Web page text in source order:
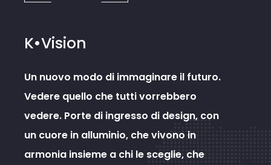
K•Vision
Un nuovo modo di immaginare il futuro.
Vedere quello che tutti vorrebbero
vedere. Porte di ingresso di design, con
un cuore in alluminio, che vivono in
armonia insieme a chi le sceglie, che